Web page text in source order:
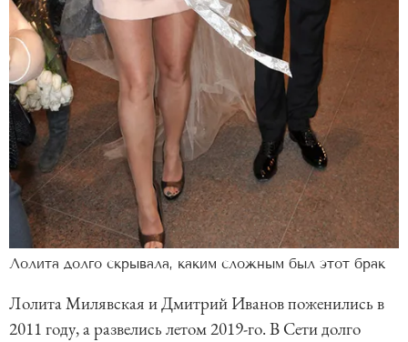
Лолита долго скрывала, каким сложным был этот брак
Лолита Милявская и Дмитрий Иванов поженились в
2011 году, а развелись летом 2019-го. В Сети долго